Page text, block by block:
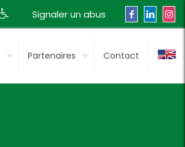
Signaler un abus
Partenaires Contact